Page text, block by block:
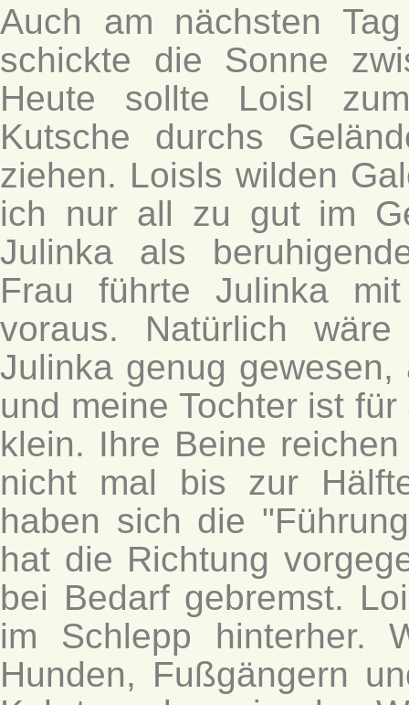
Auch am nächsten
schickte die Sonne
Heute sollte Loisl
Kutsche durchs
ziehen. Loisls wilden
ich nur all zu gut im
Julinka als
Frau führte Julinka
voraus. Natürlich
Julinka genug
und meine Tochter ist
klein. Ihre Beine
nicht mal bis zur
haben sich die
hat die Richtung
bei Bedarf gebremst.
im Schlepp hinterher.
Hunden, Fußgängern